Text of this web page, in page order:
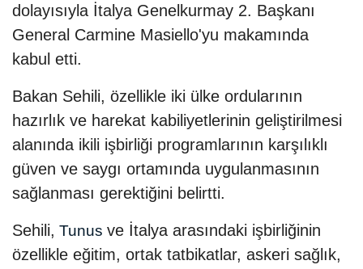
dolayısıyla İtalya Genelkurmay 2. Başkanı
General Carmine Masiello'yu makamında
kabul etti.
Bakan Sehili, özellikle iki ülke ordularının
hazırlık ve harekat kabiliyetlerinin geliştirilmesi
alanında ikili işbirliği programlarının karşılıklı
güven ve saygı ortamında uygulanmasının
sağlanması gerektiğini belirtti.
Sehili, Tunus ve İtalya arasındaki işbirliğinin
özellikle eğitim, ortak tatbikatlar, askeri sağlık,